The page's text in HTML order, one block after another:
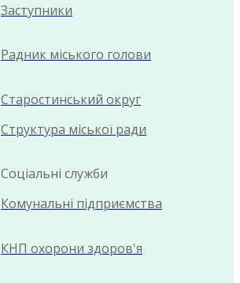
Заступники
Радник міського голови
Старостинський округ
Структура міської ради
Соціальні служби
Комунальні підприємства
КНП охорони здоров'я